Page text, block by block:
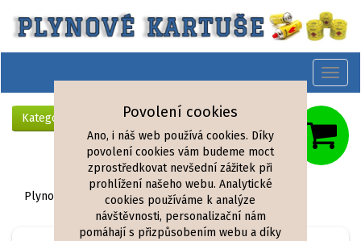
Kategorie
Plynové náplně články»Turistické ponožky
Povolení cookies
Ano, i náš web používá cookies. Díky
povolení cookies vám budeme moct
zprostředkovat nevšední zážitek při
prohlížení našeho webu. Analytické
cookies používáme k analýze
návštěvnosti, personalizační nám
pomáhají s přizpůsobením webu a díky